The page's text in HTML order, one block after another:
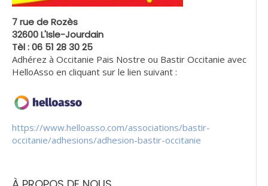
7 rue de Rozès
32600 L'Isle-Jourdain
Tèl : 06 51 28 30 25
Adhérez à Occitanie Pais Nostre ou Bastir Occitanie avec
HelloAsso en cliquant sur le lien suivant :
https://www.helloasso.com/associations/bastir-
occitanie/adhesions/adhesion-bastir-occitanie